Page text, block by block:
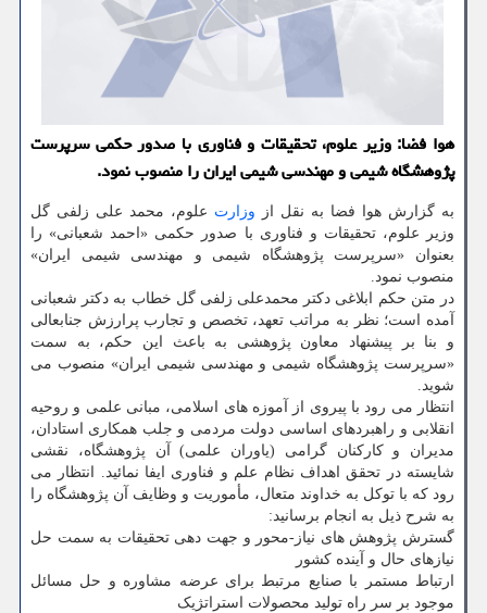
هوا فضا: وزیر علوم، تحقیقات و فناوری با صدور حکمی سرپرست
پژوهشگاه شیمی و مهندسی شیمی ایران را منصوب نمود.
به گزارش هوا فضا به نقل از وزارت علوم، محمد علی زلفی گل
وزیر علوم، تحقیقات و فناوری با صدور حکمی «احمد شعبانی» را
بعنوان «سرپرست پژوهشگاه شیمی و مهندسی شیمی ایران»
منصوب نمود.
در متن حکم ابلاغی دکتر محمدعلی زلفی گل خطاب به دکتر شعبانی
آمده است؛ نظر به مراتب تعهد، تخصص و تجارب پرارزش جنابعالی
و بنا بر پیشنهاد معاون پژوهشی به باعث این حکم، به سمت
«سرپرست پژوهشگاه شیمی و مهندسی شیمی ایران» منصوب می
شوید.
انتظار می رود با پیروی از آموزه های اسلامی، مبانی علمی و روحیه
انقلابی و راهبردهای اساسی دولت مردمی و جلب همکاری استادان،
مدیران و کارکنان گرامی (یاوران علمی) آن پژوهشگاه، نقشی
شایسته در تحقق اهداف نظام علم و فناوری ایفا نمائید. انتظار می
رود که با توکل به خداوند متعال، مأموریت و وظایف آن پژوهشگاه را
به شرح ذیل به انجام برسانید:
گسترش پژوهش های نیاز-محور و جهت دهی تحقیقات به سمت حل
نیازهای حال و آینده کشور
ارتباط مستمر با صنایع مرتبط برای عرضه مشاوره و حل مسائل
موجود بر سر راه تولید محصولات استراتژیک